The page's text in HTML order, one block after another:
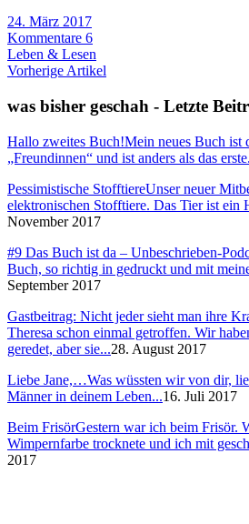
24. März 2017
Kommentare 6
Leben & Lesen
Vorherige Artikel
was bisher geschah - Letzte
Hallo zweites Buch!Mein neues Buch ist
„Freundinnen“ und ist anders als das
Pessimistische StofftiereUnser neuer
elektronischen Stofftiere. Das Tier ist ein
November 2017
#9 Das Buch ist da – Unbeschrieben-
Buch, so richtig in gedruckt und mit
September 2017
Gastbeitrag: Nicht jeder sieht man ihre
Theresa schon einmal getroffen. Wir
geredet, aber sie...28. August 2017
Liebe Jane,…Was wüssten wir von dir,
Männer in deinem Leben...16. Juli 2017
Beim FrisörGestern war ich beim Frisör.
Wimpernfarbe trocknete und ich mit
2017